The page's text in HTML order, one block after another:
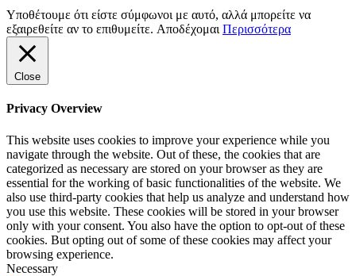
Υποθέτουμε ότι είστε σύμφωνοι με αυτό, αλλά μπορείτε να
εξαιρεθείτε αν το επιθυμείτε. Αποδέχομαι Περισσότερα
Close
Privacy Overview
This website uses cookies to improve your experience while you
navigate through the website. Out of these, the cookies that are
categorized as necessary are stored on your browser as they are
essential for the working of basic functionalities of the website. We
also use third-party cookies that help us analyze and understand how
you use this website. These cookies will be stored in your browser
only with your consent. You also have the option to opt-out of these
cookies. But opting out of some of these cookies may affect your
browsing experience.
Necessary